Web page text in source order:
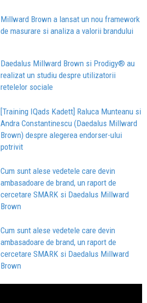
Millward Brown a lansat un nou framework
de masurare si analiza a valorii brandului
Daedalus Millward Brown si Prodigy® au
realizat un studiu despre utilizatorii
retelelor sociale
[Training IQads Kadett] Raluca Munteanu si
Andra Constantinescu (Daedalus Millward
Brown) despre alegerea endorser-ului
potrivit
Cum sunt alese vedetele care devin
ambasadoare de brand, un raport de
cercetare SMARK si Daedalus Millward
Brown
Cum sunt alese vedetele care devin
ambasadoare de brand, un raport de
cercetare SMARK si Daedalus Millward
Brown